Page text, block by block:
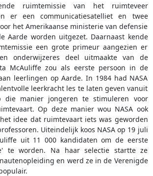
ruimtemissie van het ruimteveer
er een communicatiesatelliet en twee
het Amerikaanse ministerie van defensie
Aarde worden uitgezet. Daarnaast kende
een grote primeur aangezien er
onderwijzeres deel uitmaakte van de
McAuliffe zou als eerste persoon in de
leerlingen op Aarde. In 1984 had NASA
leerkracht les te laten geven vanuit
manier jongeren te stimuleren voor
Op deze manier wou NASA ook
idee dat ruimtevaart iets was geworden
Uiteindelijk koos NASA op 19 juli
uit 11 000 kandidaten om de eerste
te worden. Na haar selectie startte ze
en werd ze in de Verenigde